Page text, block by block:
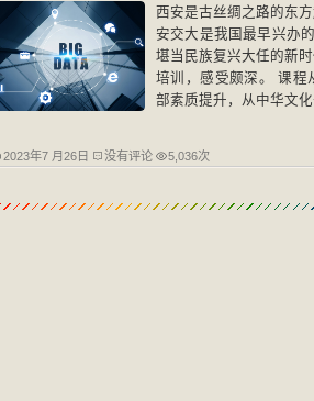
西安是古丝绸之路的东
安交大是我国最早兴办
堪当民族复兴大任的新
培训，感受颇深。 课程
部素质提升，从中华文
2023年7 月26日 没有评论 5,036次